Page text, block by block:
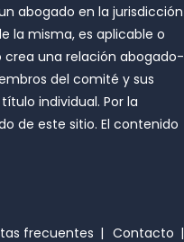
abogado en la jurisdicción
la misma, es aplicable o
crea una relación abogado-
del comité y sus
individual. Por la
de este sitio. El contenido
frecuentes Contacto